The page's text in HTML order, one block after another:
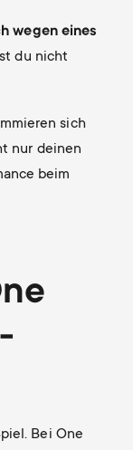
wegen eines
du nicht
sich
nur deinen
beim
Bei One